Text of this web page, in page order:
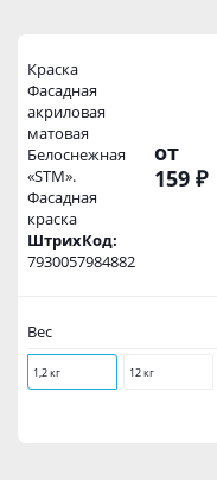
Краска
Фасадная
акриловая
матовая
Белоснежная
«STM».
Фасадная
краска
ШтрихКод:
7930057984882
от
159 ₽
Вес
1,2 кг 12 кг